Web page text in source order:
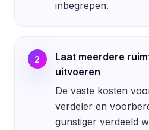
inbegrepen.
2
Laat meerdere
uitvoeren
De vaste kosten
verdeler en
gunstiger verdeeld